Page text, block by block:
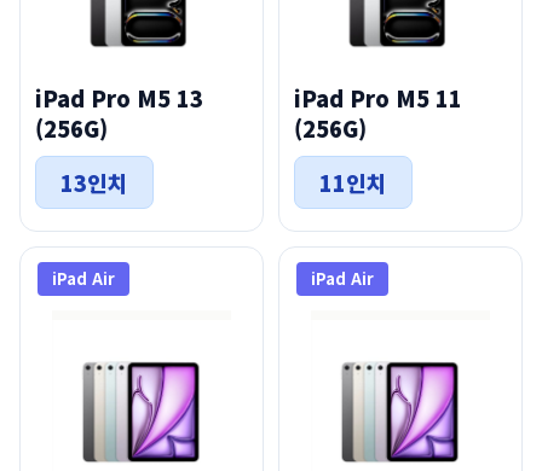
iPad Pro M5 13
(256G)
13인치
iPad Pro M5 11
(256G)
11인치
iPad Air iPad Air